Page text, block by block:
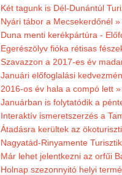
Két tagunk is Dél-Dunántúl
Nyári tábor a Mecsekerdőnél »
Duna menti kerékpártúra -
Egerészölyv fióka rétisas
Szavazzon a 2017-es év
Januári előfoglalási
2016-os év hala a compó lett »
Januárban is folytatódik a
Interaktív ismeretszerzés a
Átadásra kerültek az
Nagyatád-Rinyamente
Már lehet jelentkezni az orfűi
Holnap szezonnyitó helyi